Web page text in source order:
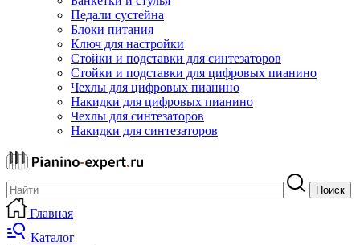
Педали сустейна
Блоки питания
Ключ для настройки
Стойки и подставки для синтезаторов
Стойки и подставки для цифровых пианино
Чехлы для цифровых пианино
Накидки для цифровых пианино
Чехлы для синтезаторов
Накидки для синтезаторов
Поиск
Главная
Каталог